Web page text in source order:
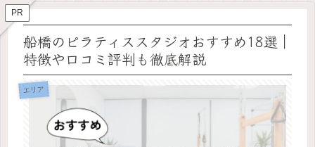
PR
船橋のピラティススタジオおすすめ18選｜
特徴や口コミ評判も徹底解説
エリア